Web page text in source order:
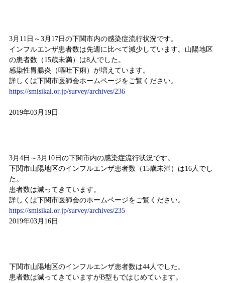
3月11日～3月17日の下関市内の感染症流行状況です。
インフルエンザ患者数は先週に比べて減少しています。山陽地区
の患者数（15歳未満）は8人でした。
感染性胃腸炎（嘔吐下痢）が増えています。
詳しくは下関市医師会ホームページをご覧ください。
https://smisikai.or.jp/survey/archives/236
2019年03月19日
3月4日～3月10日の下関市内の感染症流行状況です。
下関市山陽地区のインフルエンザ患者数（15歳未満）は16人でし
た。
患者数は減ってきています。
詳しくは下関市医師会のホームページをご覧ください。
https://smisikai.or.jp/survey/archives/235
2019年03月16日
下関市山陽地区のインフルエンザ患者数は44人でした。
患者数は減ってきていますがB型もではじめています。